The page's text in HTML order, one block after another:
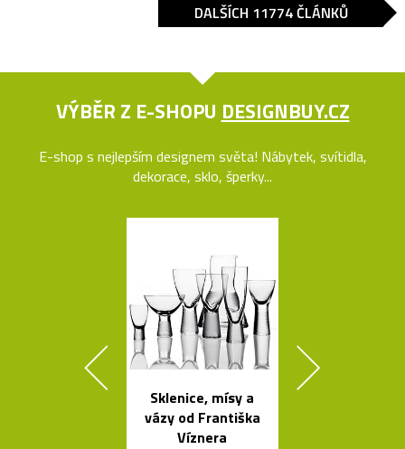
DALŠÍCH 11774 ČLÁNKŮ
VÝBĚR Z E-SHOPU DESIGNBUY.CZ
E-shop s nejlepším designem světa! Nábytek, svítidla,
dekorace, sklo, šperky...
Sklenice, mísy a
vázy od Františka
Víznera